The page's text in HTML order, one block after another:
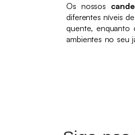
Os nossos
diferentes níveis
quente, enquanto
ambientes no seu